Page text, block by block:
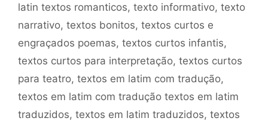
latin textos romanticos, texto informativo, texto
narrativo, textos bonitos, textos curtos e
engraçados poemas, textos curtos infantis,
textos curtos para interpretação, textos curtos
para teatro, textos em latim com tradução,
textos em latim com tradução textos em latim
traduzidos, textos em latim traduzidos, textos